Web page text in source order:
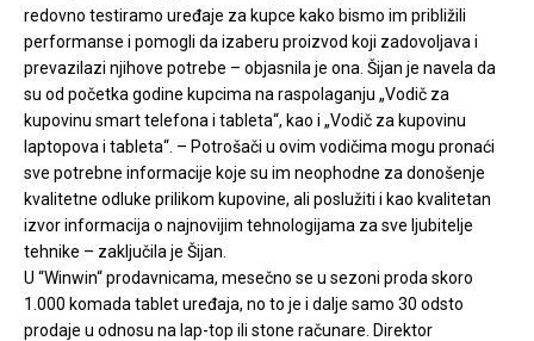
redovno testiramo uređaje za kupce kako bismo im približili
performanse i pomogli da izaberu proizvod koji zadovoljava i
prevazilazi njihove potrebe – objasnila je ona. Šijan je navela da
su od početka godine kupcima na raspolaganju „Vodič za
kupovinu smart telefona i tableta“, kao i „Vodič za kupovinu
laptopova i tableta“. – Potrošači u ovim vodičima mogu pronaći
sve potrebne informacije koje su im neophodne za donošenje
kvalitetne odluke prilikom kupovine, ali poslužiti i kao kvalitetan
izvor informacija o najnovijim tehnologijama za sve ljubitelje
tehnike – zaključila je Šijan.
U “Winwin“ prodavnicama, mesečno se u sezoni proda skoro
1.000 komada tablet uređaja, no to je i dalje samo 30 odsto
prodaje u odnosu na lap-top ili stone računare. Direktor